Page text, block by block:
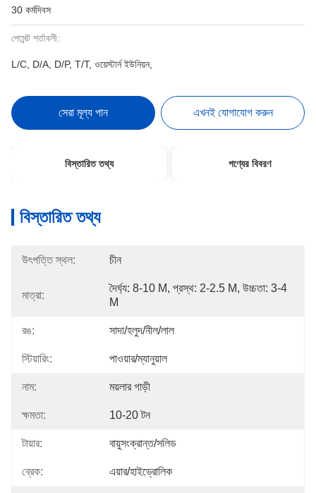
30 কর্মদিবস
পেমেন্ট শর্তাবলী:
L/C, D/A, D/P, T/T, ওয়েস্টার্ন ইউনিয়ন,
সেরা মূল্য পান এখনই যোগাযোগ করুন
বিস্তারিত তথ্য পণ্যের বিবরণ
বিস্তারিত তথ্য
উৎপত্তি স্থল: চীন
মাত্রা:
দৈর্ঘ্য: 8-10 M, প্রস্থ: 2-2.5 M, উচ্চতা: 3-4
M
রঙ: সাদা/হলুদ/নীল/লাল
স্টিয়ারিং: পাওয়ার/ম্যানুয়াল
নাম: ময়লার গাড়ী
ক্ষমতা: 10-20 টন
টায়ার: বায়ুসংক্রান্ত/সলিড
ব্রেক: এয়ার/হাইড্রোলিক